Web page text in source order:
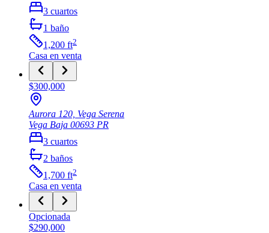
3 cuartos
1 baño
1,200 ft2
Casa en venta
$300,000
Aurora 120, Vega Serena
Vega Baja 00693 PR
3 cuartos
2 baños
1,700 ft2
Casa en venta
Opcionada
$290,000